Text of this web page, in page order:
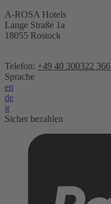
A-ROSA Hotels
Lange Straße 1a
18055 Rostock
Telefon: +49 40 300322 366
Sprache
en
de
it
Sicher bezahlen